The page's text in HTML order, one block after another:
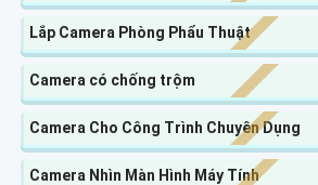
Lắp Camera Phòng Phẩu Thuật
Camera có chống trộm
Camera Cho Công Trình Chuyên Dụng
Camera Nhìn Màn Hình Máy Tính